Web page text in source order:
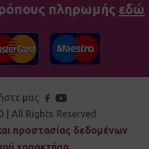
πληρωμής εδώ
μας
All Rights Reserved
προστασίας δεδομένων
χαρακτήρα